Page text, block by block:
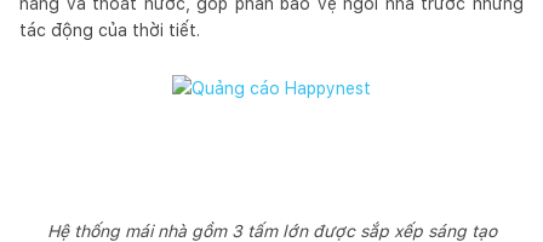
tác động của thời tiết.
Hệ thống mái nhà gồm 3 tấm lớn được sắp xếp sáng tạo